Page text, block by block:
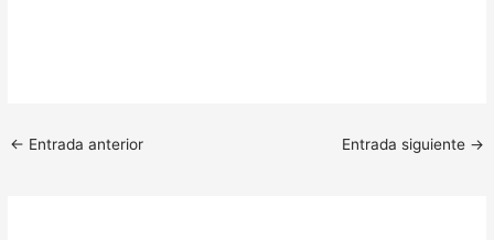
← Entrada anterior Entrada siguiente →